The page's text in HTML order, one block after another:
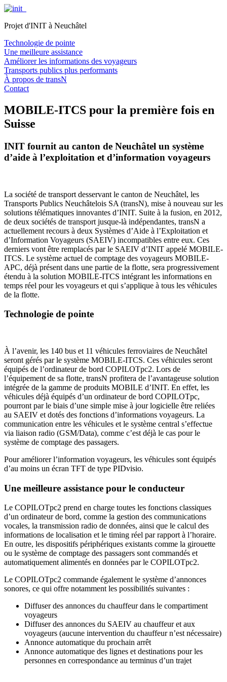
Projet d'INIT à Neuchâtel
Technologie de pointe
Une meilleure assistance
Améliorer les informations des voyageurs
Transports publics plus performants
À propos de transN
Contact
MOBILE-ITCS pour la première fois en
Suisse
INIT fournit au canton de Neuchâtel un système
d’aide à l’exploitation et d’information voyageurs
La société de transport desservant le canton de Neuchâtel, les
Transports Publics Neuchâtelois SA (transN), mise à nouveau sur les
solutions télématiques innovantes d’INIT. Suite à la fusion, en 2012,
de deux sociétés de transport jusque-là indépendantes, transN a
actuellement recours à deux Systèmes d’Aide à l’Exploitation et
d’Information Voyageurs (SAEIV) incompatibles entre eux. Ces
derniers vont être remplacés par le SAEIV d’INIT appelé MOBILE-
ITCS. Le système actuel de comptage des voyageurs MOBILE-
APC, déjà présent dans une partie de la flotte, sera progressivement
étendu à la solution MOBILE-ITCS intégrant les informations en
temps réel pour les voyageurs et qui s’applique à tous les véhicules
de la flotte.
Technologie de pointe
À l’avenir, les 140 bus et 11 véhicules ferroviaires de Neuchâtel
seront gérés par le système MOBILE-ITCS. Ces véhicules seront
équipés de l’ordinateur de bord COPILOTpc2. Lors de
l’équipement de sa flotte, transN profitera de l’avantageuse solution
intégrée de la gamme de produits MOBILE d’INIT. En effet, les
véhicules déjà équipés d’un ordinateur de bord COPILOTpc,
pourront par le biais d’une simple mise à jour logicielle être reliées
au SAEIV et dotés des fonctions d’informations voyageurs. La
communication entre les véhicules et le système central s’effectue
via liaison radio (GSM/Data), comme c’est déjà le cas pour le
système de comptage des passagers.
Pour améliorer l’information voyageurs, les véhicules sont équipés
d’au moins un écran TFT de type PIDvisio.
Une meilleure assistance pour le conducteur
Le COPILOTpc2 prend en charge toutes les fonctions classiques
d’un ordinateur de bord, comme la gestion des communications
vocales, la transmission radio de données, ainsi que le calcul des
informations de localisation et le timing réel par rapport à l’horaire.
En outre, les dispositifs périphériques existants comme la girouette
ou le système de comptage des passagers sont commandés et
automatiquement alimentés en données par le COPILOTpc2.
Le COPILOTpc2 commande également le système d’annonces
sonores, ce qui offre notamment les possibilités suivantes :
Diffuser des annonces du chauffeur dans le compartiment
voyageurs
Diffuser des annonces du SAEIV au chauffeur et aux
voyageurs (aucune intervention du chauffeur n’est nécessaire)
Annonce automatique du prochain arrêt
Annonce automatique des lignes et destinations pour les
personnes en correspondance au terminus d’un trajet